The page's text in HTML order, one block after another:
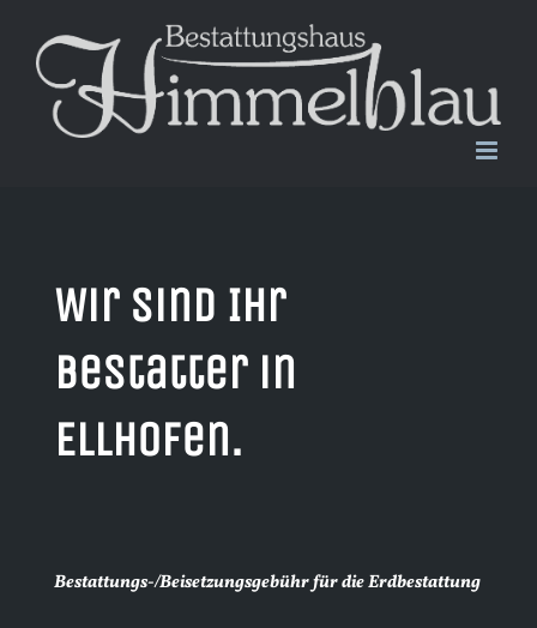
Inhalt
springen
Wir sind Ihr
Bestatter in
Ellhofen.
Bestattungs-/Beisetzungsgebühr für die Erdbestattung